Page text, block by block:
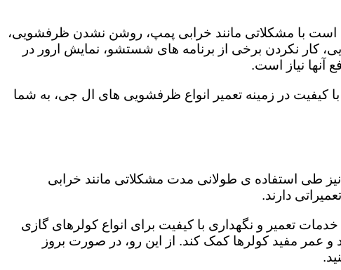
است با مشکلاتی مانند خرابی پمپ، روشن نشدن ظرفشویی،
نکردن برخی از برنامه های شستشو، نمایش ارور در
آنها نیاز است.
کیفیت در زمینه تعمیر انواع ظرفشویی های ال جی، به شما
طی استفاده ی طولانی مدت مشکلاتی مانند خرابی
دارند.
تعمیر و نگهداری با کیفیت برای انواع کولرهای گازی
و عمر مفید کولرها کمک کند. از این رو، در صورت بروز